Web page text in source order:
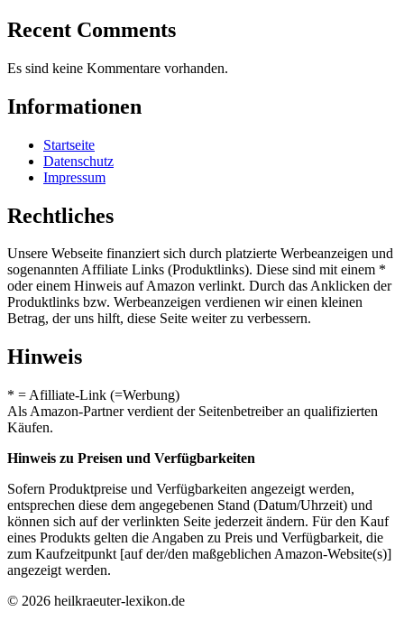
Recent Comments
Es sind keine Kommentare vorhanden.
Informationen
Startseite
Datenschutz
Impressum
Rechtliches
Unsere Webseite finanziert sich durch platzierte Werbeanzeigen und
sogenannten Affiliate Links (Produktlinks). Diese sind mit einem *
oder einem Hinweis auf Amazon verlinkt. Durch das Anklicken der
Produktlinks bzw. Werbeanzeigen verdienen wir einen kleinen
Betrag, der uns hilft, diese Seite weiter zu verbessern.
Hinweis
* = Afilliate-Link (=Werbung)
Als Amazon-Partner verdient der Seitenbetreiber an qualifizierten
Käufen.
Hinweis zu Preisen und Verfügbarkeiten
Sofern Produktpreise und Verfügbarkeiten angezeigt werden,
entsprechen diese dem angegebenen Stand (Datum/Uhrzeit) und
können sich auf der verlinkten Seite jederzeit ändern. Für den Kauf
eines Produkts gelten die Angaben zu Preis und Verfügbarkeit, die
zum Kaufzeitpunkt [auf der/den maßgeblichen Amazon-Website(s)]
angezeigt werden.
© 2026 heilkraeuter-lexikon.de